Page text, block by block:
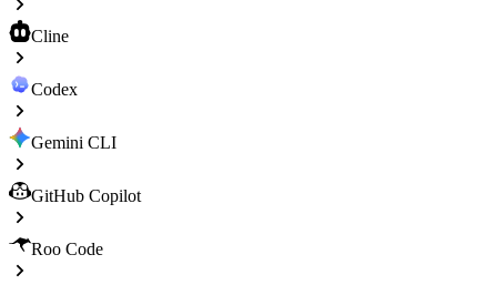
Cline
Codex
Gemini CLI
GitHub Copilot
Roo Code